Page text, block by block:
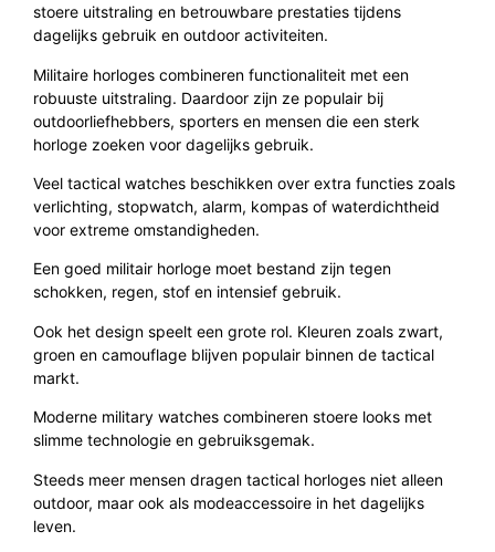
stoere uitstraling en betrouwbare prestaties tijdens
dagelijks gebruik en outdoor activiteiten.
Militaire horloges combineren functionaliteit met een
robuuste uitstraling. Daardoor zijn ze populair bij
outdoorliefhebbers, sporters en mensen die een sterk
horloge zoeken voor dagelijks gebruik.
Veel tactical watches beschikken over extra functies zoals
verlichting, stopwatch, alarm, kompas of waterdichtheid
voor extreme omstandigheden.
Een goed militair horloge moet bestand zijn tegen
schokken, regen, stof en intensief gebruik.
Ook het design speelt een grote rol. Kleuren zoals zwart,
groen en camouflage blijven populair binnen de tactical
markt.
Moderne military watches combineren stoere looks met
slimme technologie en gebruiksgemak.
Steeds meer mensen dragen tactical horloges niet alleen
outdoor, maar ook als modeaccessoire in het dagelijks
leven.